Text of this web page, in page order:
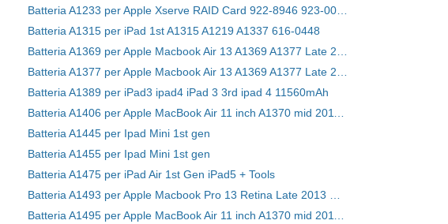
Batteria A1315 per iPad 1st A1315 A1219 A1337 616-0448
Batteria A1389 per iPad3 ipad4 iPad 3 3rd ipad 4 11560mAh
Batteria A1445 per Ipad Mini 1st gen
Batteria A1455 per Ipad Mini 1st gen
Batteria A1475 per iPad Air 1st Gen iPad5 + Tools